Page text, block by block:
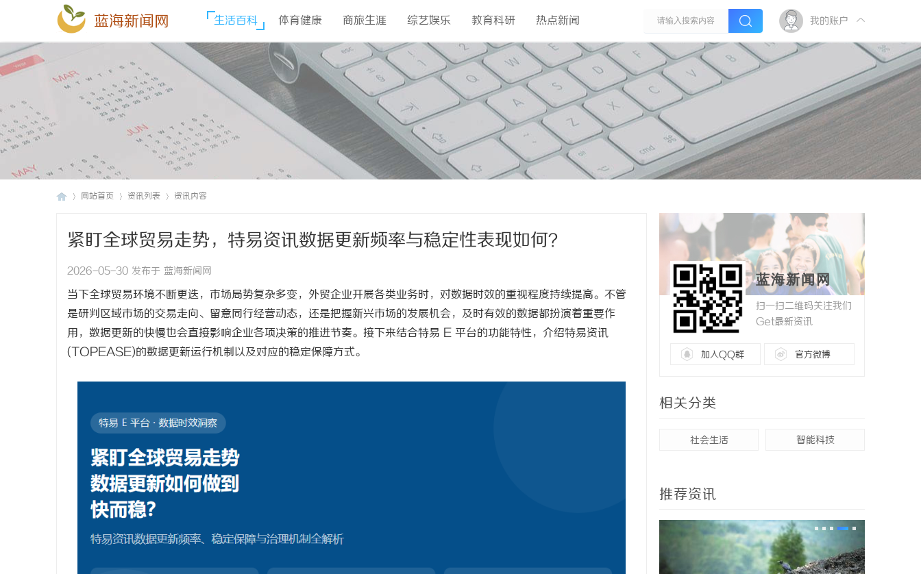
蓝海新闻网 生活百科 体育健康 商旅生涯 综艺娱乐 教育科研 热点新闻 我的账户
网站首页 资讯列表 资讯内容
紧盯全球贸易走势，特易资讯数据更新频率与稳定性表现如何？
2026-05-30 发布于 蓝海新闻网
当下全球贸易环境不断更迭，市场局势复杂多变，外贸企业开展各类业务时，对数据时效的重视程度持续提高。不管
是研判区域市场的交易走向、留意同行经营动态，还是把握新兴市场的发展机会，及时有效的数据都扮演着重要作
用，数据更新的快慢也会直接影响企业各项决策的推进节奏。接下来结合特易 E 平台的功能特性，介绍特易资讯
(TOPEASE)的数据更新运行机制以及对应的稳定保障方式。
蓝海新闻网
扫一扫二维码关注我们
Get最新资讯
加入QQ群 官方微博
相关分类
社会生活 智能科技
推荐资讯